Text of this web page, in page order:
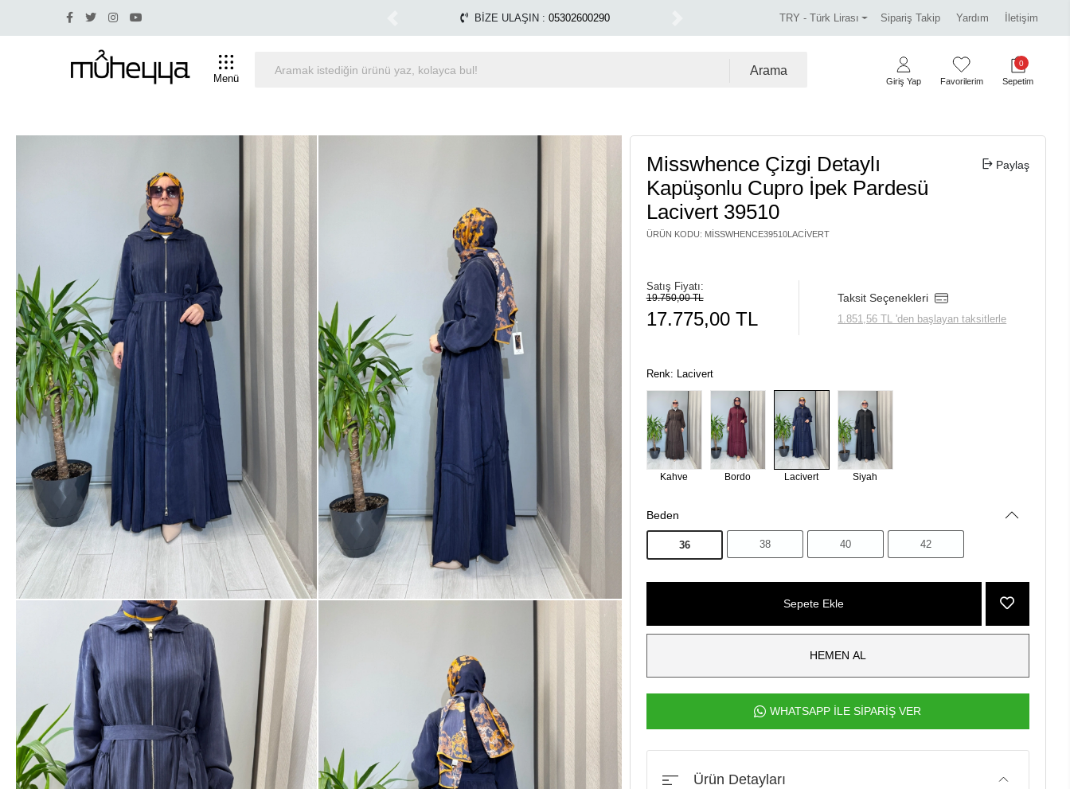
ve üstü indirim olan ürünlerde iade ve değişim yapılmamaktadır. Tüm Alışverişlerinizde Kargo Ücretsiz! Miss Dalida marka ürünlerde %30 indirim. Tüm kredi
1500 TL ÜZERİ ÜCRETSİZ KARGO TRY - Türk Lirası Sipariş Takip Yardım İletişim
Menü
Arama
Giriş Yap Favorilerim
0
Sepetim
Misswhence Çizgi Detaylı
Kapüşonlu Cupro İpek Pardesü
Lacivert 39510
ÜRÜN KODU: MISSWHENCE39510LACIVERT
Paylaş
Satış Fiyatı:
19.750,00 TL
17.775,00 TL
Taksit Seçenekleri
1.851,56 TL 'den başlayan taksitlerle
Renk: Lacivert
Kahve Bordo Lacivert Siyah
Beden
36 38 40 42
Sepete Ekle
HEMEN AL
WHATSAPP İLE SİPARİŞ VER
Ürün Detayları